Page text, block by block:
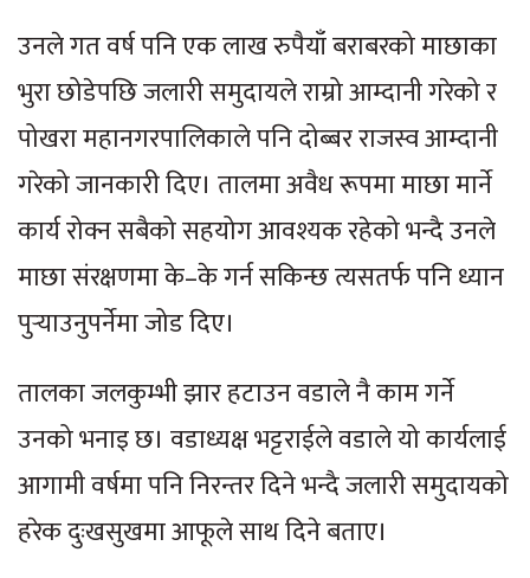
उनले गत वर्ष पनि एक लाख रुपैयाँ बराबरको माछाका
भुरा छोडेपछि जलारी समुदायले राम्रो आम्दानी गरेको र
पोखरा महानगरपालिकाले पनि दोब्बर राजस्व आम्दानी
गरेको जानकारी दिए। तालमा अवैध रूपमा माछा मार्ने
कार्य रोक्न सबैको सहयोग आवश्यक रहेको भन्दै उनले
माछा संरक्षणमा के–के गर्न सकिन्छ त्यसतर्फ पनि ध्यान
पुर्‍याउनुपर्नेमा जोड दिए।
तालका जलकुम्भी झार हटाउन वडाले नै काम गर्ने
उनको भनाइ छ। वडाध्यक्ष भट्टराईले वडाले यो कार्यलाई
आगामी वर्षमा पनि निरन्तर दिने भन्दै जलारी समुदायको
हरेक दुःखसुखमा आफूले साथ दिने बताए।